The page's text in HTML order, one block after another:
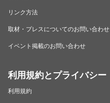
リンク方法
取材・プレスについてのお問い合わせ
イベント掲載のお問い合わせ
利用規約とプライバシー
利用規約